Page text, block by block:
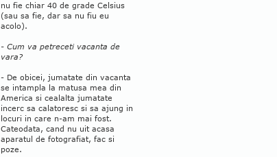
nu fie chiar 40 de grade Celsius
(sau sa fie, dar sa nu fiu eu
acolo).
- Cum va petreceti vacanta de
vara?
- De obicei, jumatate din vacanta
se intampla la matusa mea din
America si cealalta jumatate
incerc sa calatoresc si sa ajung in
locuri in care n-am mai fost.
Cateodata, cand nu uit acasa
aparatul de fotografiat, fac si
poze.